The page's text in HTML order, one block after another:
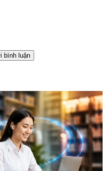
bình luận